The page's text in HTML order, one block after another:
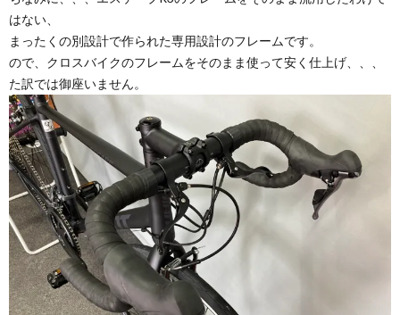
はない、
まったくの別設計で作られた専用設計のフレームです。
ので、クロスバイクのフレームをそのまま使って安く仕上げ、、、
た訳では御座いません。